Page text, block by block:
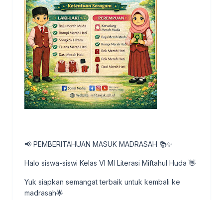
📢 PEMBERITAHUAN MASUK MADRASAH 📚✨
Halo siswa-siswi Kelas VI MI Literasi Miftahul Huda 👋
Yuk siapkan semangat terbaik untuk kembali ke
madrasah🌟